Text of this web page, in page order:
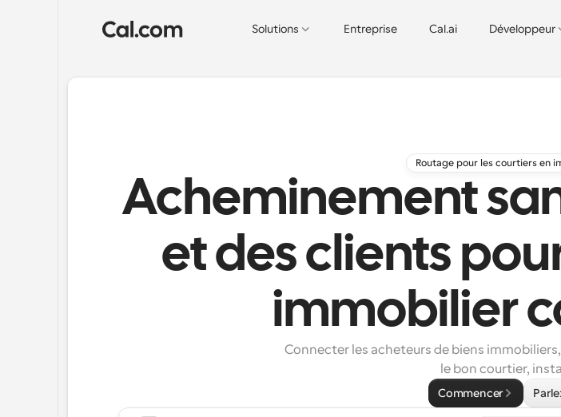
Solutions Entreprise Cal.ai Développeur
Routage pour les courtiers en
Acheminement
et des clients
immobilier
Connecter les acheteurs de biens
le bon courtier,
Commencer